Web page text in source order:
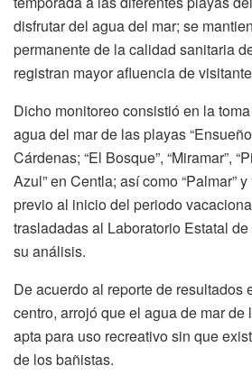
disfrutar del agua del mar; se
permanente de la calidad sanitaria
registran mayor afluencia de
Dicho monitoreo consistió en la
agua del mar de las playas
Cárdenas; “El Bosque”, “Miramar”,
Azul” en Centla; así como “Palmar”
previo al inicio del periodo
trasladadas al Laboratorio Estatal
su análisis.
De acuerdo al reporte de resultados
centro, arrojó que el agua de mar de
apta para uso recreativo sin que
de los bañistas.